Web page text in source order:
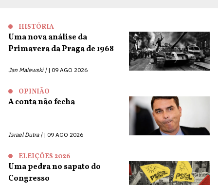
HISTÓRIA
Uma nova análise da
Primavera da Praga de 1968
Jan Malewski | 09 AGO 2026
OPINIÃO
A conta não fecha
Israel Dutra | 09 AGO 2026
ELEIÇÕES 2026
Uma pedra no sapato do
Congresso